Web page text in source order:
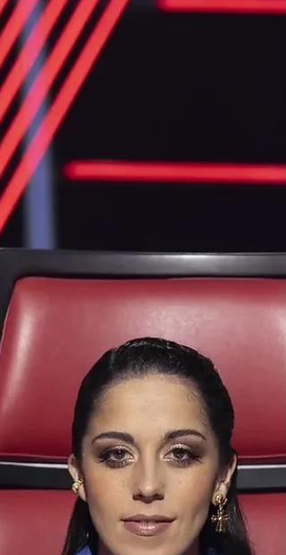
Lopes, João Sousa deu a conhecer a inspiração
por detrás da nova coleção, uma proposta que
celebra o verão através de peças
leves e versáteis, mantendo a identidade que